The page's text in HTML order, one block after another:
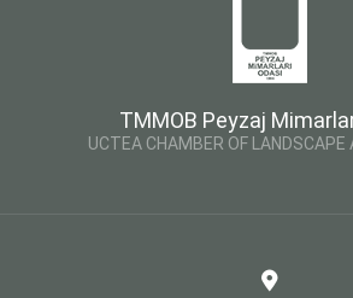
TMMOB Peyzaj
UCTEA CHAMBER OF LANDSCAPE